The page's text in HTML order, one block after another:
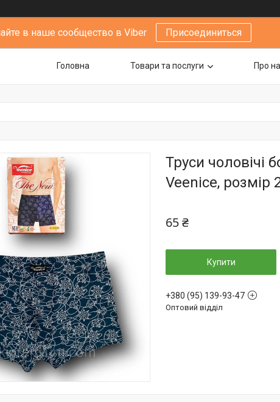
в наше сообщество в Viber Присоединиться
Головна Товари та послуги Про
Труси чоловічі
Veenice, розмір
65 ₴
Купити
+380 (95) 139-93-47
Оптовий відділ